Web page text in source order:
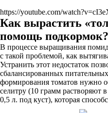
https://youtube.com/
Как вырастить
помощь подкормок?
В процессе выращивания
с такой проблемой, как
Устранить этот недостаток
сбалансированных
формирования томатов нужно
селитру (10 грамм растворяют
0,5 л. под куст), которая